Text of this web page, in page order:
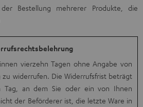
Bestellung mehrerer Produkte, die
vierzehn Tagen ohne Angabe von
zu widerrufen. Die Widerrufsfrist beträgt
Tag, an dem Sie oder ein von Ihnen
der Beförderer ist, die letzte Ware in